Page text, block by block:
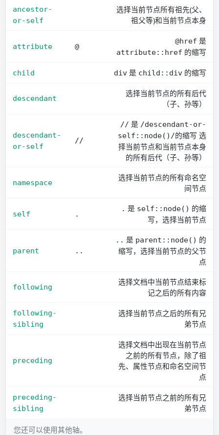
ancestor-
or-self
选择当前节点所有祖先(父、
祖父等)和当前节点本身
attribute @
@href 是
attribute::href 的缩写
child div 是 child::div 的缩写
descendant
选择当前节点的所有后代
（子、孙等）
descendant-
or-self
//
// 是 /descendant-or-
self::node()/的缩写 选
择当前节点和当前节点本身
的所有后代（子、孙等）
namespace
选择当前节点的所有命名空
间节点
self .
. 是 self::node() 的缩
写，选择当前节点
parent ..
.. 是 parent::node() 的
缩写，选择当前节点的父节
点
following
选择文档中当前节点结束标
记之后的所有内容
following-
sibling
选择当前节点之后的所有兄
弟节点
preceding
选择文档中出现在当前节点
之前的所有节点，除了祖
先、属性节点和命名空间节
点
preceding-
sibling
选择当前节点之前的所有兄
弟节点
您还可以使用其他轴。